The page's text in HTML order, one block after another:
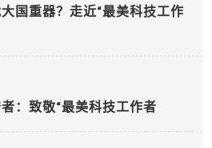
国重器？走近“最美科技工作
：致敬“最美科技工作者